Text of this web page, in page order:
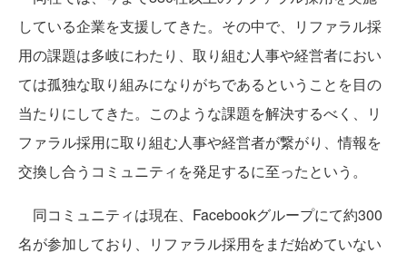
している企業を支援してきた。その中で、リファラル採
用の課題は多岐にわたり、取り組む人事や経営者におい
ては孤独な取り組みになりがちであるということを目の
当たりにしてきた。このような課題を解決するべく、リ
ファラル採用に取り組む人事や経営者が繋がり、情報を
交換し合うコミュニティを発足するに至ったという。
同コミュニティは現在、Facebookグループにて約300
名が参加しており、リファラル採用をまだ始めていない